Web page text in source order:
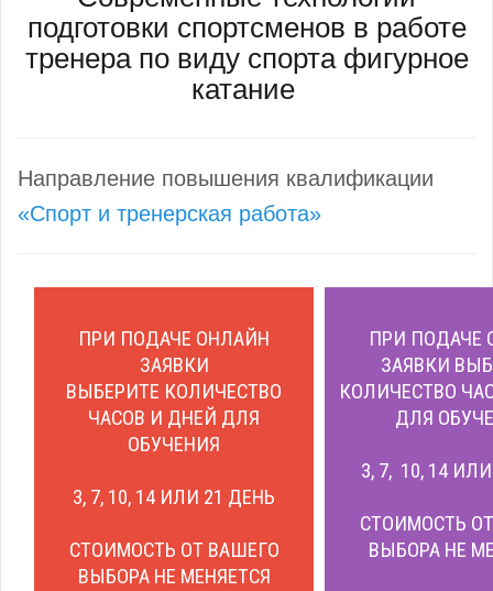
подготовки спортсменов в работе
тренера по виду спорта фигурное
катание
Направление повышения квалификации
«Спорт и тренерская работа»
ПРИ ПОДАЧЕ ОНЛАЙН
ЗАЯВКИ
ВЫБЕРИТЕ КОЛИЧЕСТВО
ЧАСОВ И ДНЕЙ ДЛЯ
ОБУЧЕНИЯ
3, 7, 10, 14 ИЛИ 21 ДЕНЬ
СТОИМОСТЬ ОТ ВАШЕГО
ВЫБОРА НЕ МЕНЯЕТСЯ
ПРИ ПОДАЧЕ
ЗАЯВКИ
КОЛИЧЕСТВО
ДЛЯ
3, 7, 10, 14
СТОИМОСТЬ
ВЫБОРА НЕ